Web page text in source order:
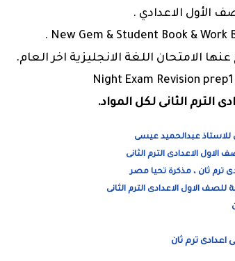
الأول الاعدادي .
الامتحان اللغة الانجليزية اخر العام.
Night Exam Revision
الترم الثانى لكل المواد.
للاستاذ عبدالحميد عيسى
الاول الاعدادى الترم الثانى
ترم ثان ، مذكرة تحيا مصر
الاول الاعدادى الترم الثانى
اعدادى ترم ثان